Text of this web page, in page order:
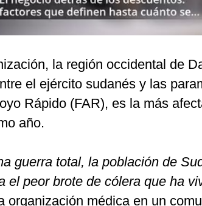
la región occidental de
el ejército sudanés y las
Rápido (FAR), es la más
año.
guerra total, la población de
el peor brote de cólera que ha
organización médica en un